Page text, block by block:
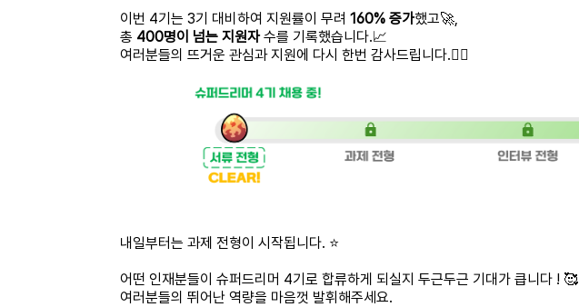
이번 4기는 3기 대비하여 지원률이 무려 160% 증가했고🚀,
총 400명이 넘는 지원자수를 기록했습니다.📈
여러분들의 뜨거운 관심과 지원에 다시 한번 감사드립니다.🙇‍♀️
내일부터는 과제 전형이 시작됩니다. ⭐
어떤 인재분들이 슈퍼드리머 4기로 합류하게 되실지 두근두근 기대가 큽니다 ! 🥰
여러분들의 뛰어난 역량을 마음껏 발휘해주세요.